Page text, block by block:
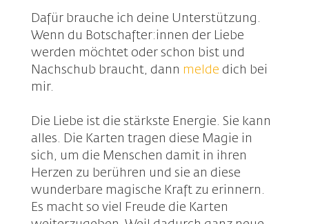
Dafür brauche ich deine Unterstützung.
Wenn du Botschafter:innen der Liebe
werden möchtet oder schon bist und
Nachschub braucht, dann melde dich bei
mir.
Die Liebe ist die stärkste Energie. Sie kann
alles. Die Karten tragen diese Magie in
sich, um die Menschen damit in ihren
Herzen zu berühren und sie an diese
wunderbare magische Kraft zu erinnern.
Es macht so viel Freude die Karten